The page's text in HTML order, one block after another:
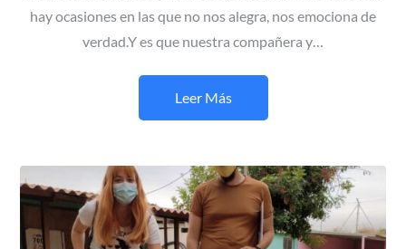
hay ocasiones en las que no nos alegra, nos emociona de
verdad.Y es que nuestra compañera y…
Leer Más